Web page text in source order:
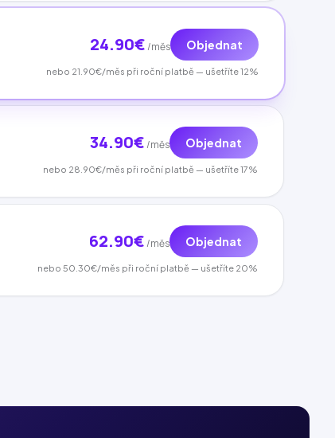
24.90€ /měs Objednat
nebo 21.90€/měs při roční platbě — ušetříte 12%
34.90€ /měs Objednat
nebo 28.90€/měs při roční platbě — ušetříte 17%
62.90€ /měs Objednat
nebo 50.30€/měs při roční platbě — ušetříte 20%